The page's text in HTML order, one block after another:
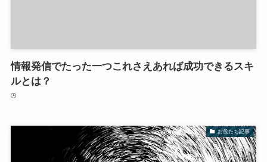
情報発信でたった一つこれさえあれば成功できるスキ
ルとは？
お役たち記事